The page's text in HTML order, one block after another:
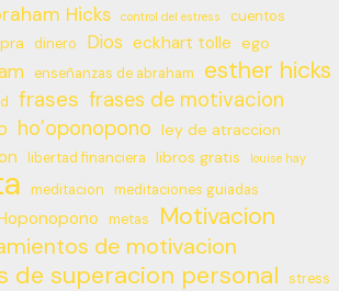
Hicks control del estress cuentos
dinero Dios eckhart tolle ego
enseñanzas de abraham esther hicks
frases frases de motivacion
ho’oponopono ley de atraccion
libertad financiera libros gratis louise hay
meditacion meditaciones guiadas
metas Motivacion
de motivacion
de superacion personal stress